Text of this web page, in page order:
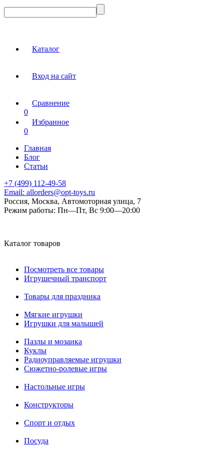
Каталог
Вход на сайт
Сравнение
0
Избранное
0
Главная
Блог
Статьи
+7 (499) 112-49-58
Email: allorders@opt-toys.ru
Россия, Москва, Автомоторная улица, 7
Режим работы: Пн—Пт, Вс 9:00—20:00
Каталог товаров
Посмотреть все товары
Игрушечный транспорт
Товары для праздника
Мягкие игрушки
Игрушки для малышей
Пазлы и мозаика
Куклы
Радиоуправляемые игрушки
Сюжетно-ролевые игры
Настольные игры
Конструкторы
Спорт и отдых
Посуда